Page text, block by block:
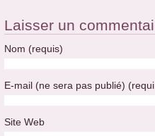
Laisser un
Nom (requis)
E-mail (ne sera pas publié)
Site Web